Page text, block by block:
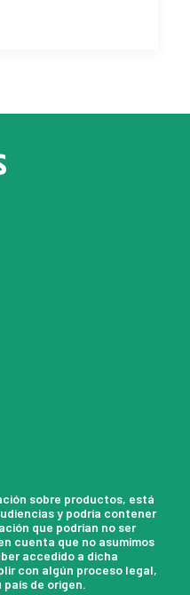
sobre productos, está
y podría contener
que podrían no ser
cuenta que no asumimos
accedido a dicha
con algún proceso legal,
de origen.